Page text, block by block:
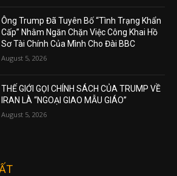
Ông Trump Đã Tuyên Bố “Tình Trạng Khẩn
Cấp” Nhằm Ngăn Chặn Việc Công Khai Hồ
Sơ Tài Chính Của Mình Cho Đài BBC
August 5, 2026
THẾ GIỚI GỌI CHÍNH SÁCH CỦA TRUMP VỀ
IRAN LÀ “NGOẠI GIAO MẪU GIÁO”
August 5, 2026